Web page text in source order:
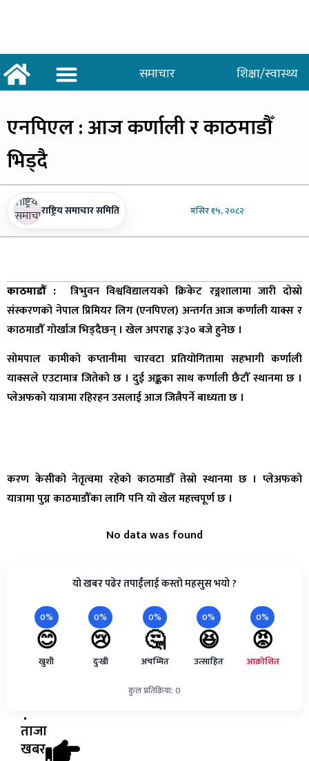
समाचार शिक्षा/स्वास्थ्य
एनपिएल: आज कर्णाली र काठमाडौँ
भिड्दै
राष्ट्रिय समाचार समिति मंसिर१५, २०८२
काठमाडौँ :
त्रिभुवन विश्वविद्यालयको क्रिकेट रङ्गशालामा जारी दोस्रो
संस्करणको नेपाल प्रिमियर लिग (एनपिएल) अन्तर्गत आज कर्णाली याक्स र
काठमाडौँ गोर्खाज भिड्दैछन् । खेल अपराह्न ३ः३० बजे हुनेछ ।
सोमपाल कामीको कप्तानीमा चारवटा प्रतियोगितामा सहभागी कर्णाली
याक्सले एउटामात्र जितेको छ । दुई अङ्कका साथ कर्णाली छैटौँ स्थानमा छ ।
प्लेअफको यात्रामा रहिरहन उसलाई आज जित्नैपर्ने बाध्यता छ ।
करण केसीको नेतृत्वमा रहेको काठमाडौँ तेस्रो स्थानमा छ । प्लेअफको
यात्रामा पुग्न काठमाडौँका लागि पनि यो खेल महत्त्वपूर्ण छ ।
No data was found
यो खबर पढेर तपाईंलाई कस्तो महसुस भयो ?
0%
😊
खुशी
0%
😢
दुःखी
0%
🤔
अचम्मित
0%
😆
उत्साहित
0%
😡
आक्रोशित
कुल प्रतिक्रिया: 0
ताजा
खबर